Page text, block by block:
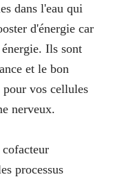
dans l'eau qui
d'énergie car
Ils sont
et le bon
pour vos cellules
nerveux.
processus